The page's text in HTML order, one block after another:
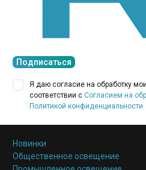
Подписаться
Я даю согласие на обработку
соответствии с Согласием на
Политикой конфиденциальности
Новинки
Общественное освещение